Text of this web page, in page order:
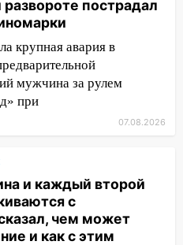
акцию «Час
один день
пляже и
страйкбольную
область
непогода: град
пострадал
крупная авария в
мужчина за рулем
при
07.08.2026
и каждый второй
с
чем может
и как с этим